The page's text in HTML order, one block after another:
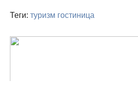
Теги: туризм гостиница